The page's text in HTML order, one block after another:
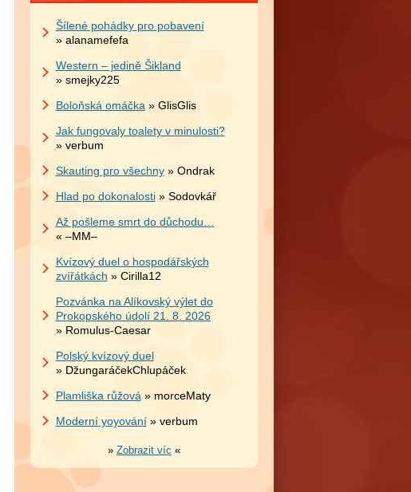
Šílené pohádky pro pobavení
» alanamefefa
Western – jedině Šikland
» smejky225
Boloňská omáčka » GlisGlis
Jak fungovaly toalety v minulosti?
» verbum
Skauting pro všechny » Ondrak
Hlad po dokonalosti » Sodovkář
Až pošleme smrt do důchodu…
« –MM–
Kvízový duel o hospodářských
zvířátkách » Cirilla12
Pozvánka na Alíkovský výlet do
Prokopského údolí 21. 8. 2026
» Romulus-Caesar
Polský kvízový duel
» DžungaráčekChlupáček
Plamliška růžová » morceMaty
Moderní yoyování » verbum
» Zobrazit víc «